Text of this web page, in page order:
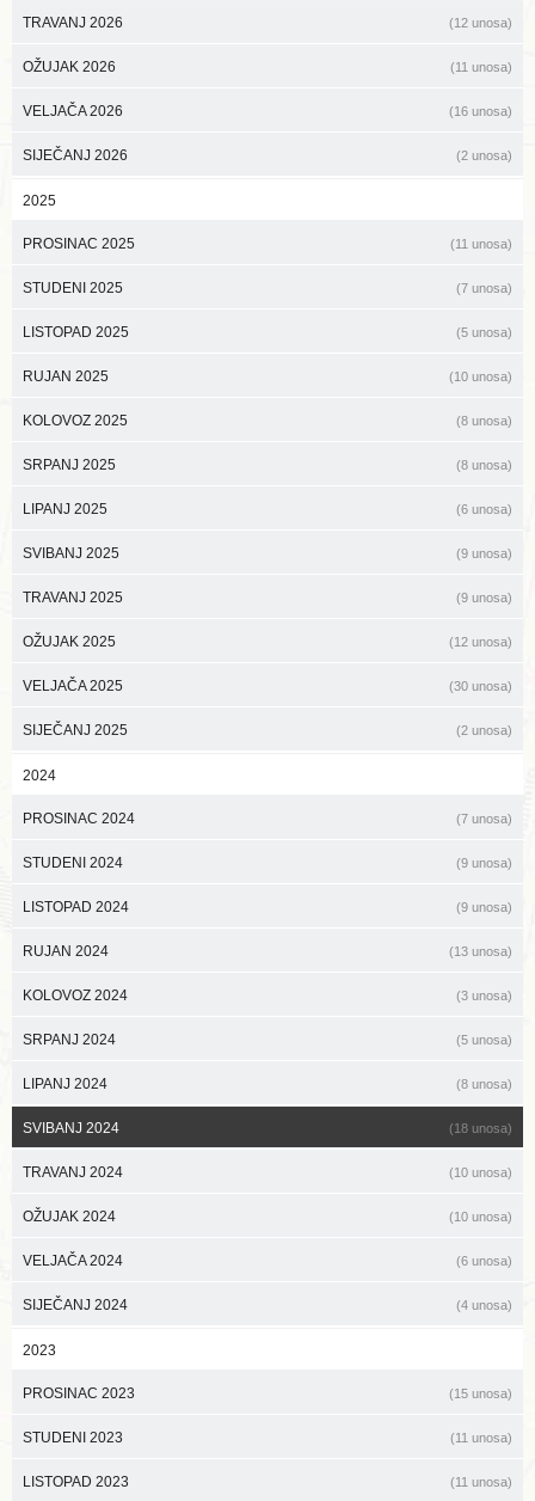
TRAVANJ 2026 (12 unosa)
OŽUJAK 2026 (11 unosa)
VELJAČA 2026 (16 unosa)
SIJEČANJ 2026 (2 unosa)
2025
PROSINAC 2025 (11 unosa)
STUDENI 2025 (7 unosa)
LISTOPAD 2025 (5 unosa)
RUJAN 2025 (10 unosa)
KOLOVOZ 2025 (8 unosa)
SRPANJ 2025 (8 unosa)
LIPANJ 2025 (6 unosa)
SVIBANJ 2025 (9 unosa)
TRAVANJ 2025 (9 unosa)
OŽUJAK 2025 (12 unosa)
VELJAČA 2025 (30 unosa)
SIJEČANJ 2025 (2 unosa)
2024
PROSINAC 2024 (7 unosa)
STUDENI 2024 (9 unosa)
LISTOPAD 2024 (9 unosa)
RUJAN 2024 (13 unosa)
KOLOVOZ 2024 (3 unosa)
SRPANJ 2024 (5 unosa)
LIPANJ 2024 (8 unosa)
SVIBANJ 2024 (18 unosa)
TRAVANJ 2024 (10 unosa)
OŽUJAK 2024 (10 unosa)
VELJAČA 2024 (6 unosa)
SIJEČANJ 2024 (4 unosa)
2023
PROSINAC 2023 (15 unosa)
STUDENI 2023 (11 unosa)
LISTOPAD 2023 (11 unosa)